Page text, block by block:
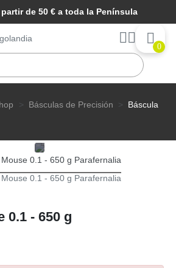
de 50 € a toda la Península
0
Básculas de Precisión
Báscula
0.1 - 650 g